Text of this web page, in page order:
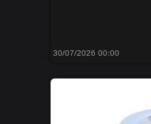
30/07/2026 00:00